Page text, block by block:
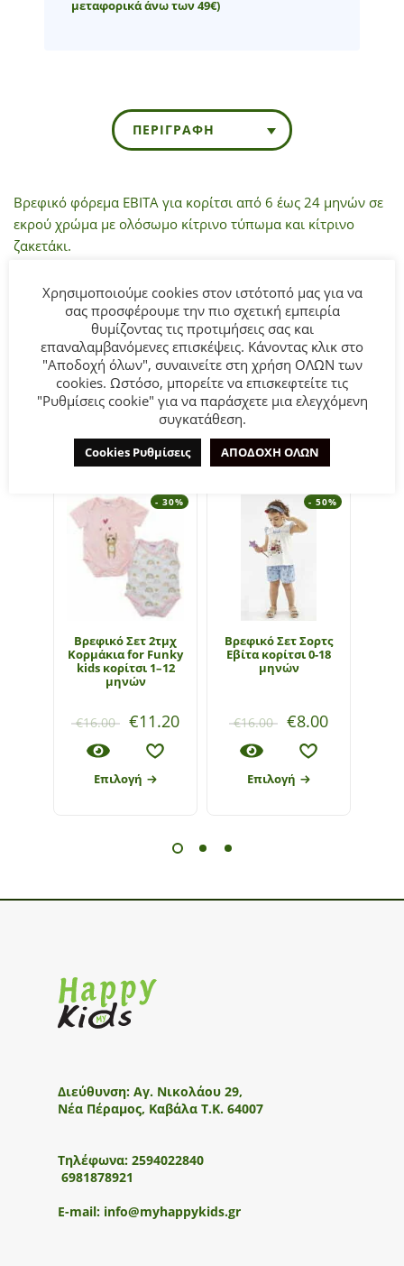
μεταφορικά άνω των 49€)
ΠΕΡΙΓΡΑΦΉ
Βρεφικό φόρεμα ΕΒΙΤΑ για κορίτσι από 6 έως 24 μηνών σε
εκρού χρώμα με ολόσωμο κίτρινο τύπωμα και κίτρινο
ζακετάκι.
Σύνθεση: 100% Πολυεστερ.
ΣΥΜΒΟΥΛΕΣ
Πλένεται στο πλυντήριο στους 30°C.
ΣΧΕΤΙΚΆ ΠΡΟΪΌΝΤΑ
- 30%
Βρεφικό Σετ 2τμχ
Κορμάκια for Funky
kids κορίτσι 1–12
μηνών
€16.00 €11.20
Επιλογή
- 50%
Bρεφικό Σετ Σορτς
Εβίτα κορίτσι 0-18
μηνών
€16.00 €8.00
Επιλογή
Διεύθυνση: Αγ. Νικολάου 29,
Νέα Πέραμος, Καβάλα Τ.Κ. 64007
Τηλέφωνα: 2594022840
6981878921
E-mail: info@myhappykids.gr
Χρησιμοποιούμε cookies στον ιστότοπό μας για να
σας προσφέρουμε την πιο σχετική εμπειρία
θυμίζοντας τις προτιμήσεις σας και
επαναλαμβανόμενες επισκέψεις. Κάνοντας κλικ στο
"Αποδοχή όλων", συναινείτε στη χρήση ΟΛΩΝ των
cookies. Ωστόσο, μπορείτε να επισκεφτείτε τις
"Ρυθμίσεις cookie" για να παράσχετε μια ελεγχόμενη
συγκατάθεση.
Cookies Ρυθμίσεις ΑΠΟΔΟΧΗ ΟΛΩΝ